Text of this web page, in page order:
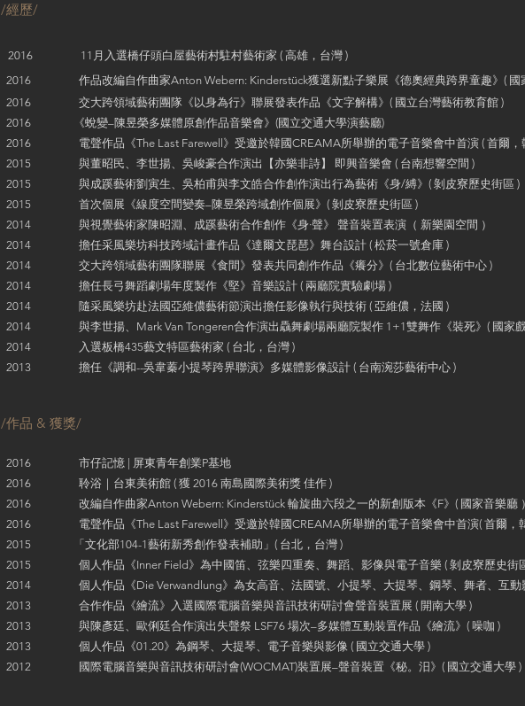
/經歷/
2016 11月入選橋仔頭白屋藝術村駐村藝術家 ( 高雄，台灣 )
2016 作品改編自作曲家Anton Webern: Kinderstück獲選新點子樂展《德奧經典跨界童趣》( 國
2016 交大跨領域藝術團隊《以身為行》聯展發表作品《文字解構》( 國立台灣藝術教育館 )
2016 《蛻變–陳昱榮多媒體原創作品音樂會》(國立交通大學演藝廳)
2016 電聲作品《The Last Farewell》受邀於韓國CREAMA所舉辦的電子音樂會中首演 ( 首爾，
2015 與董昭民、李世揚、吳峻豪合作演出【亦樂非詩】 即興音樂會 ( 台南想響空間 )
2015 與成蹊藝術劉寅生、吳柏甫與李文皓合作創作演出行為藝術《身/縛》( 剝皮寮歷史街區 )
2015 首次個展《線度空間變奏–陳昱榮跨域創作個展》( 剝皮寮歷史街區 )
2014 與視覺藝術家陳昭淵、成蹊藝術合作創作《身·聲》 聲音裝置表演（ 新樂園空間 ）
2014 擔任采風樂坊科技跨域計畫作品《達爾文琵琶》舞台設計 ( 松菸一號倉庫 )
2014 交大跨領域藝術團隊聯展《食間》發表共同創作作品《癢分》( 台北數位藝術中心 )
2014 擔任長弓舞蹈劇場年度製作《堅》音樂設計 ( 兩廳院實驗劇場 )
2014 隨采風樂坊赴法國亞維儂藝術節演出擔任影像執行與技術 ( 亞維儂，法國 )
2014 與李世揚、Mark Van Tongeren合作演出驫舞劇場兩廳院製作 1+1雙舞作《裝死》( 國家戲
2014 入選板橋435藝文特區藝術家 ( 台北，台灣 )
2013 擔任《調和--吳韋蓁小提琴跨界聯演》多媒體影像設計 ( 台南涴莎藝術中心 )
/作品 & 獲獎/
2016 市仔記憶 | 屏東青年創業P基地
2016 聆浴｜台東美術館 ( 獲 2016 南島國際美術獎 佳作 )
2016 改編自作曲家Anton Webern: Kinderstück 輪旋曲六段之一的新創版本《F》( 國家音樂廳 ）
2016 電聲作品《The Last Farewell》受邀於韓國CREAMA所舉辦的電子音樂會中首演( 首爾，
2015 「文化部104-1藝術新秀創作發表補助」( 台北，台灣 )
2015 個人作品《Inner Field》為中國笛、弦樂四重奏、舞蹈、影像與電子音樂 ( 剝皮寮歷史街區
2014 個人作品《Die Verwandlung》為女高音、法國號、小提琴、大提琴、鋼琴、舞者、互動
2013 合作作品《繪流》入選國際電腦音樂與音訊技術研討會聲音裝置展 ( 開南大學 )
2013 與陳彥廷、歐俐廷合作演出失聲祭 LSF76 場次–多媒體互動裝置作品《繪流》( 噪咖 )
2013 個人作品《01.20》為鋼琴、大提琴、電子音樂與影像 ( 國立交通大學 )
2012 國際電腦音樂與音訊技術研討會(WOCMAT)裝置展–聲音裝置《秘。汨》( 國立交通大學 )